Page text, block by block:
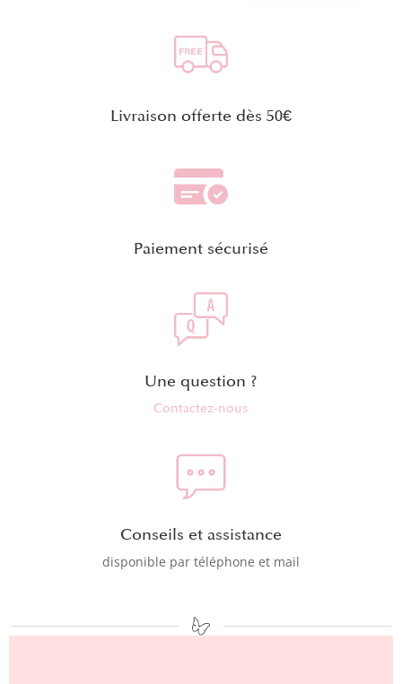
Livraison offerte dès 50€
Paiement sécurisé
Une question ?
Contactez-nous
Conseils et assistance
disponible par téléphone et mail